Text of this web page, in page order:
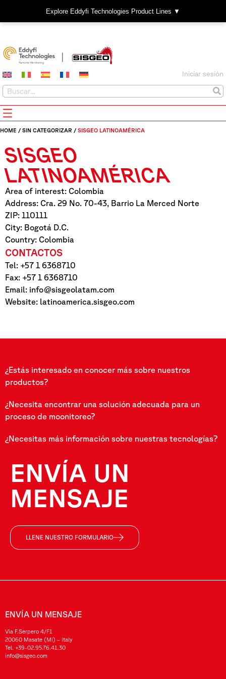
Explore Eddyfi Technologies Product Lines ▼
Iniciar sesión
HOME / SIN CATEGORIZAR / SISGEO LATINOAMÉRICA
SISGEO
LATINOAMÉRICA
Area of interest: Colombia
Address: Cra. 29 No. 70-43, Barrio La Merced Norte
ZIP: 110111
City: Bogotá D.C.
Country: Colombia
CONTACTOS
Tel: +57 1 6368710
Fax: +57 1 6368710
Email: info@sisgeolatam.com
Website: latinoamerica.sisgeo.com
¿Estás interesado en conocer más sobre nuestros
productos?
¿Necesita encontrar una solución adecuada para un
proceso de moonitoreo?
¿Necesitas más información sobre nuestras tecnologías?
ENVÍA UN
MENSAJE
LLENE NUESTRO FORMULARIO
ENVÍA UN MENSAJE
Via F.Serpero 4/F1
20060 Masate (MI) – Italy
Tel. +39-02.95.76.41.30
info@sisgeo.com